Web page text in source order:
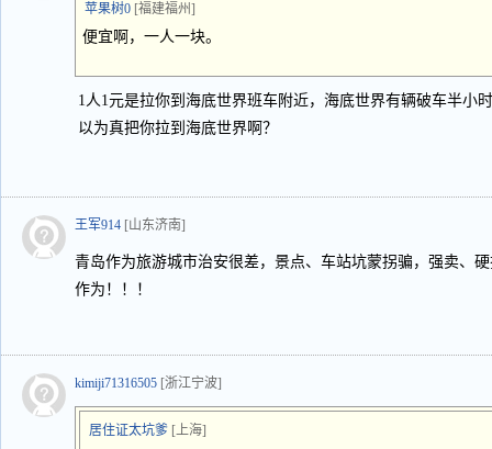
苹果树0 [福建福州]
便宜啊，一人一块。
1人1元是拉你到海底世界班车附近，海底世界有辆破车半小
以为真把你拉到海底世界啊？
王军914 [山东济南]
青岛作为旅游城市治安很差，景点、车站坑蒙拐骗，强卖、
作为！！！
kimiji71316505 [浙江宁波]
居住证太坑爹 [上海]